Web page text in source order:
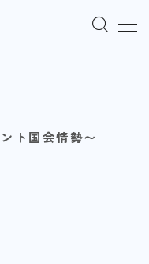
いて
ト国会情勢〜